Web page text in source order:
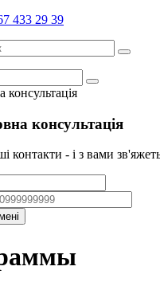
433 29 39
консультація
консультація
контакти - і з вами